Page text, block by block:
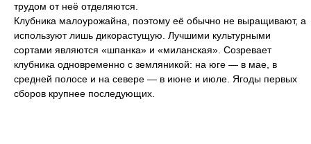
трудом от неё отделяются.
Клубника малоурожайна, поэтому её обычно не выращивают, а
используют лишь дикорастущую. Лучшими культурными
сортами являются «шпанка» и «миланская». Созревает
клубника одновременно с земляникой: на юге — в мае, в
средней полосе и на севере — в июне и июле. Ягоды первых
сборов крупнее последующих.